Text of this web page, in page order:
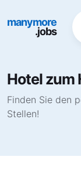
manymore
.jobs
Hotel zum
Finden Sie den
Stellen!